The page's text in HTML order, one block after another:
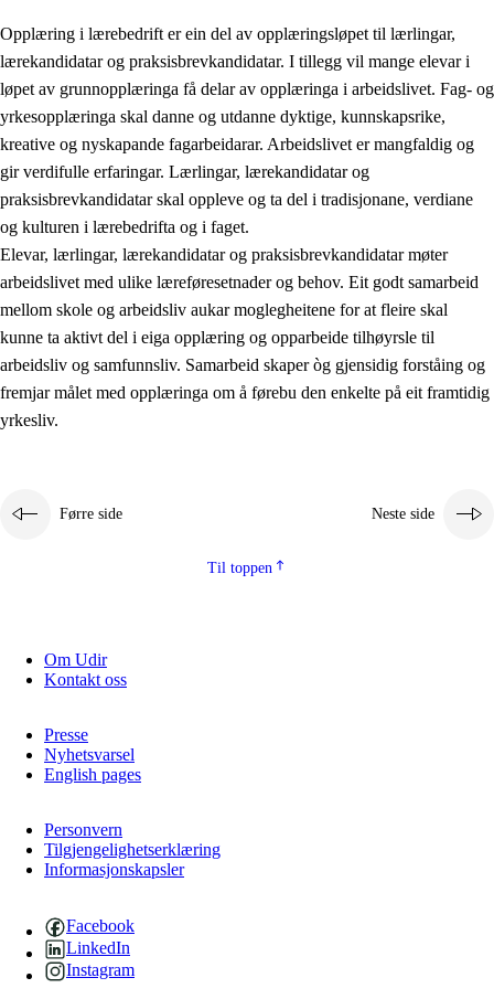
3. Prinsipp for praksisen i skolen
3.1 Eit inkluderande læringsmiljø
3.2 Undervisning og tilpassa opplæring
3.3 Samarbeid mellom heim og skole
Opplæring i lærebedrift er ein del av opplæringsløpet til lærlingar,
lærekandidatar og praksisbrevkandidatar. I tillegg vil mange elevar i
løpet av grunnopplæringa få delar av opplæringa i arbeidslivet. Fag- og
yrkesopplæringa skal danne og utdanne dyktige, kunnskapsrike,
kreative og nyskapande fagarbeidarar. Arbeidslivet er mangfaldig og
gir verdifulle erfaringar. Lærlingar, lærekandidatar og
praksisbrevkandidatar skal oppleve og ta del i tradisjonane, verdiane
og kulturen i lærebedrifta og i faget.
Elevar, lærlingar, lærekandidatar og praksisbrevkandidatar møter
arbeidslivet med ulike læreføresetnader og behov. Eit godt samarbeid
mellom skole og arbeidsliv aukar moglegheitene for at fleire skal
kunne ta aktivt del i eiga opplæring og opparbeide tilhøyrsle til
arbeidsliv og samfunnsliv. Samarbeid skaper òg gjensidig forståing og
fremjar målet med opplæringa om å førebu den enkelte på eit framtidig
yrkesliv.
Førre side Neste side
Til toppen
Om Udir
Kontakt oss
Presse
Nyhetsvarsel
English pages
Personvern
Tilgjengelighetserklæring
Informasjonskapsler
Facebook
LinkedIn
Instagram